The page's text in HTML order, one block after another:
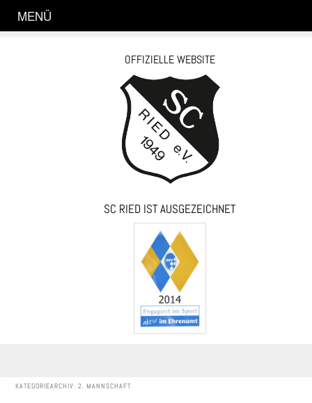
OFFIZIELLE WEBSITE
SC RIED IST AUSGEZEICHNET
MENÜ
KATEGORIEARCHIV: 2. MANNSCHAFT